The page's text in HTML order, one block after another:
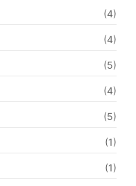
(4)
(4)
(5)
(4)
(5)
(1)
(1)